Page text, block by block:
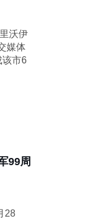
沃伊
媒体
该市6
99周
28